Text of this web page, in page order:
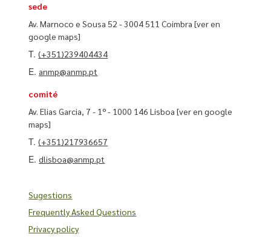
sede
Av. Marnoco e Sousa 52 - 3004 511 Coimbra[ver en
google maps]
T.(+351)239404434
E. anmp@anmp.pt
comité
Av. Elias Garcia, 7 - 1º - 1000 146 Lisboa[ver en google
maps]
T.(+351)217936657
E.dlisboa@anmp.pt
Sugestions
Frequently Asked Questions
Privacy policy